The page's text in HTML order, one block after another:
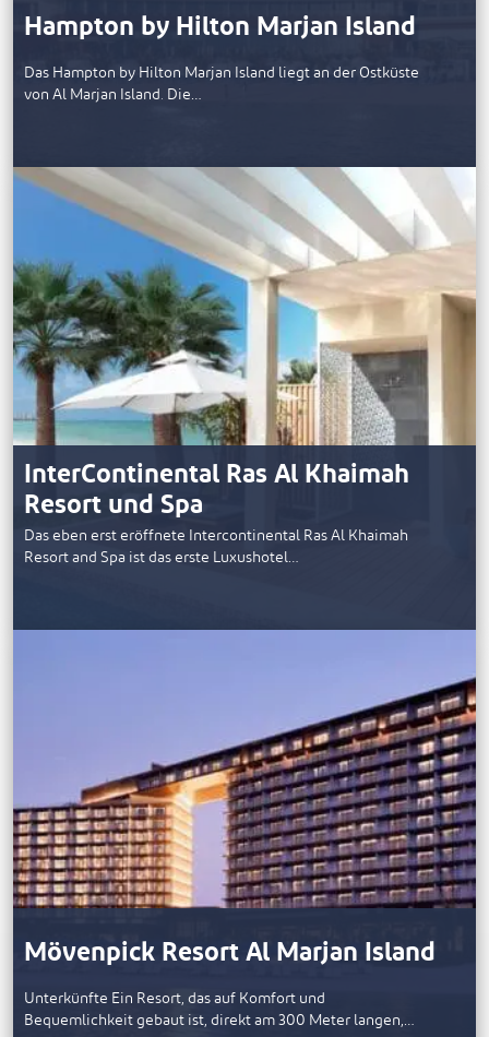
Hampton by Hilton Marjan Island
Das Hampton by Hilton Marjan Island liegt an der Ostküste
von Al Marjan Island. Die…
InterContinental Ras Al Khaimah
Resort und Spa
Das eben erst eröffnete Intercontinental Ras Al Khaimah
Resort and Spa ist das erste Luxushotel…
Mövenpick Resort Al Marjan Island
Unterkünfte Ein Resort, das auf Komfort und
Bequemlichkeit gebaut ist, direkt am 300 Meter langen,…